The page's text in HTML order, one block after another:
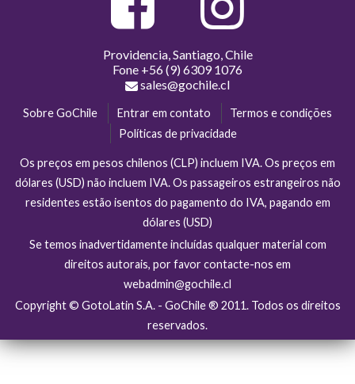
Providencia, Santiago, Chile
Fone +56 (9) 6309 1076
sales@gochile.cl
Sobre GoChile Entrar em contato
Termos e condições
Políticas de privacidade
Os preços em pesos chilenos (CLP) incluem IVA. Os preços em
dólares (USD) não incluem IVA. Os passageiros estrangeiros não
residentes estão isentos do pagamento do IVA, pagando em
dólares (USD)
Se temos inadvertidamente incluídas qualquer material com
direitos autorais, por favor contacte-nos em
webadmin@gochile.cl
Copyright © GotoLatin S.A. - GoChile ® 2011. Todos os direitos
reservados.